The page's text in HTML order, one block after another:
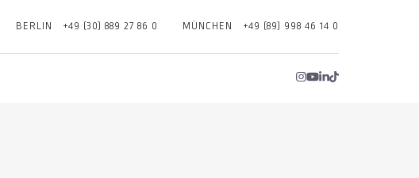
BERLIN +49 (30) 889 27 86 0 MÜNCHEN +49 (89) 998 46 14 0